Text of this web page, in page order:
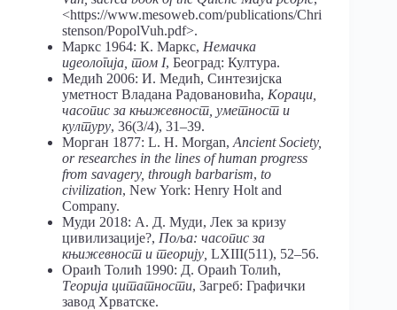
<https://www.mesoweb.com/publications/Chri
stenson/PopolVuh.pdf>.
Маркс 1964: К. Маркс, Немачка
идеологија, том I, Београд: Култура.
Медић 2006: И. Медић, Синтезијска
уметност Владана Радовановића, Кораци,
часопис за књижевност, уметност и
културу, 36(3/4), 31–39.
Морган 1877: L. H. Morgan, Ancient Society,
or researches in the lines of human progress
from savagery, through barbarism, to
civilization, New York: Henry Holt and
Company.
Муди 2018: А. Д. Муди, Лек за кризу
цивилизације?, Поља: часопис за
књижевност и теорију, LXIII(511), 52–56.
Ораић Толић 1990: Д. Ораић Толић,
Теорија цитатности, Загреб: Графички
завод Хрватске.